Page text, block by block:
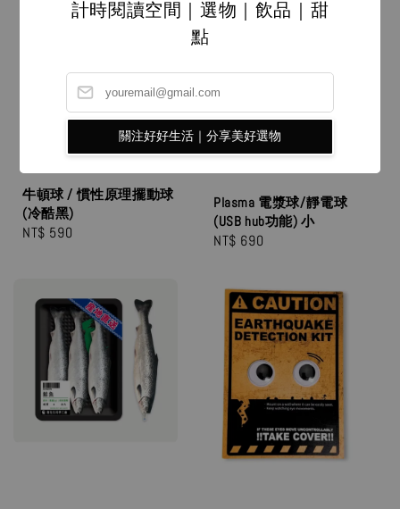
計時閱讀空間｜選物｜飲品｜甜
點
關注好好生活｜分享美好選物
牛頓球 / 慣性原理擺動球
(冷酷黑)
Regular
NT$ 590
Plasma 電漿球/靜電球
(USB hub功能) 小
Regular
NT$ 690